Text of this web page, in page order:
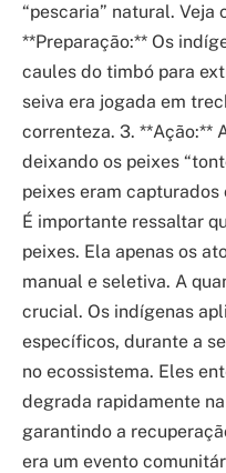
“pescaria” natural. Veja
**Preparação:** Os
caules do timbó para
seiva era jogada em
correnteza. 3. **Ação:**
deixando os peixes
peixes eram capturados
É importante ressaltar
peixes. Ela apenas os
manual e seletiva. A
crucial. Os indígenas
específicos, durante a
no ecossistema. Eles
degrada rapidamente
garantindo a
era um evento